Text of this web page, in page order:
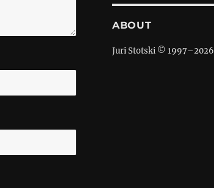
ABOUT
Juri Stotski © 1997–2026